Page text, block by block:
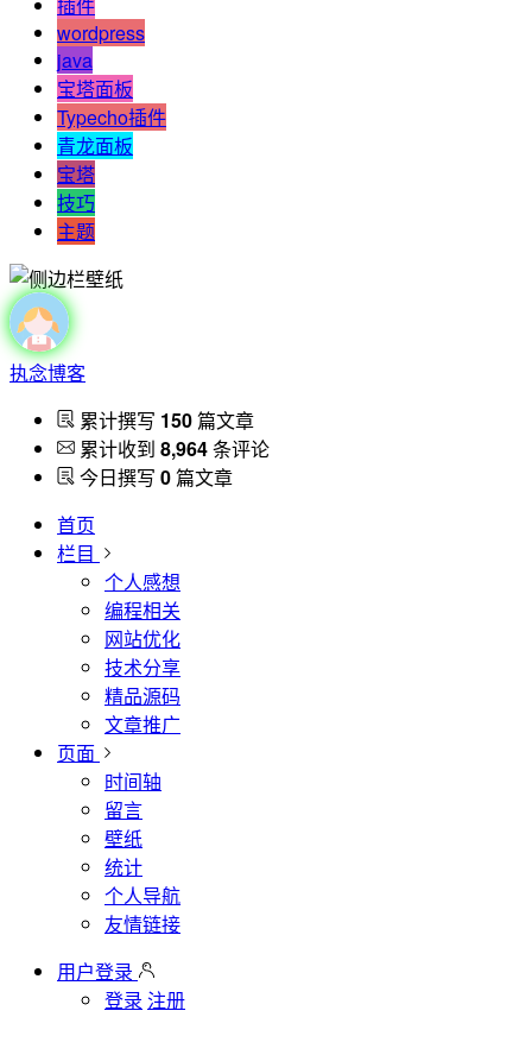
wordpress
java
宝塔面板
Typecho插件
青龙面板
宝塔
技巧
主题
执念博客
累计撰写 150篇文章
累计收到 8,964条评论
今日撰写 0篇文章
首页
栏目
个人感想
编程相关
网站优化
技术分享
精品源码
文章推广
页面
时间轴
留言
壁纸
统计
个人导航
友情链接
用户登录
登录 注册